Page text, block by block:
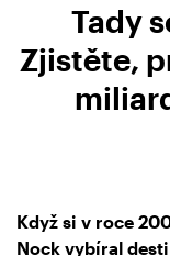
Tady
Zjistěte,
Když si v roce
Nock vybíral